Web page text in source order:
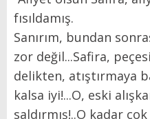
fısıldamış.
Sanırım, bundan
zor değil...Safira,
delikten, atıştırmaya
kalsa iyi!...O, eski
saldırmış!..O kadar